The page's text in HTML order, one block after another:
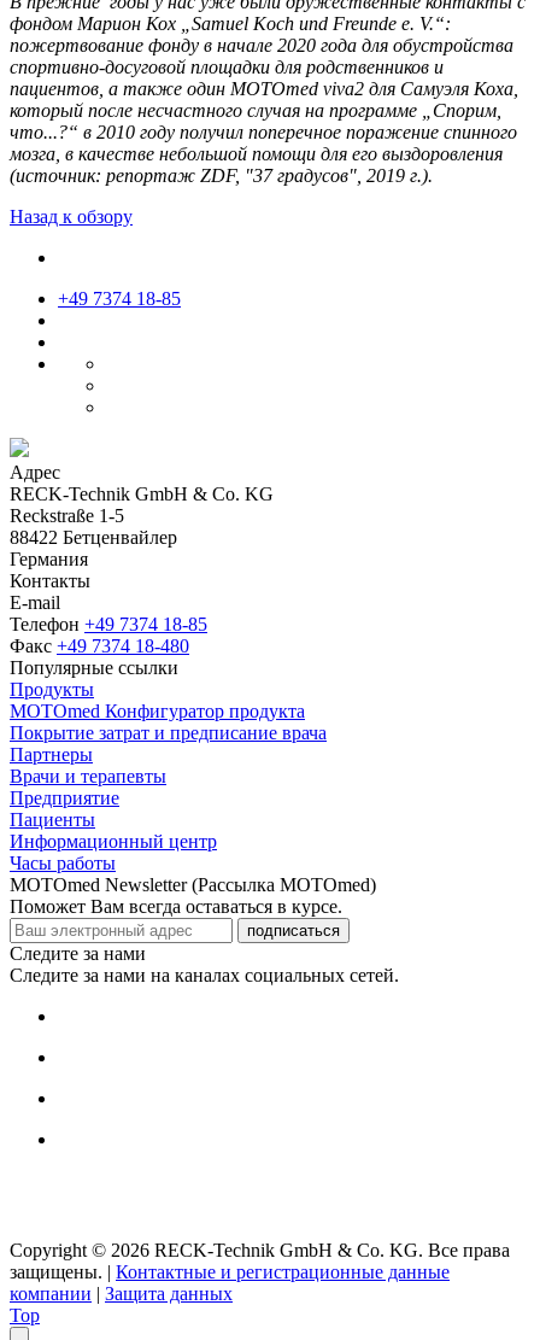
фондом Марион Кох „Samuel Koch und Freunde e. V.“:
пожертвование фонду в начале 2020 года для обустройства
спортивно-досуговой площадки для родственников и
пациентов, а также один MOTOmed viva2 для Самуэля Коха,
который после несчастного случая на программе „Спорим,
что...?“ в 2010 году получил поперечное поражение спинного
мозга, в качестве небольшой помощи для его выздоровления
(источник: репортаж ZDF, "37 градусов", 2019 г.).
Назад к обзору
+49 7374 18-85
Адрес
RECK-Technik GmbH & Co. KG
Reckstraße 1-5
88422 Бетценвайлер
Германия
Контакты
E-mail
Телефон +49 7374 18-85
Факс +49 7374 18-480
Популярные ссылки
Продукты
MOTOmed Конфигуратор продукта
Покрытие затрат и предписание врача
Партнеры
Врачи и терапевты
Предприятие
Пациенты
Информационный центр
Часы работы
MOTOmed Newsletter (Рассылка MOTOmed)
Поможет Вам всегда оставаться в курсе.
подписаться
Следите за нами
Следите за нами на каналах социальных сетей.
Copyright © 2026 RECK-Technik GmbH & Co. KG. Все права
защищены. | Контактные и регистрационные данные
компании | Защита данных
Top